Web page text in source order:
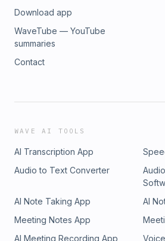
Download app
WaveTube — YouTube
summaries
Contact
WAVE AI TOOLS
AI Transcription App
Audio to Text Converter
AI Note Taking App
AI
Meeting Notes App
AI Meeting Recording App